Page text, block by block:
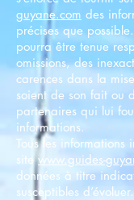
guyane.com des
précises que
pourra être tenue
omissions, des
carences dans la
soient de son fait ou
partenaires qui lui
informations.
Tous les informations
sitewww.guides-
données à titre
susceptibles